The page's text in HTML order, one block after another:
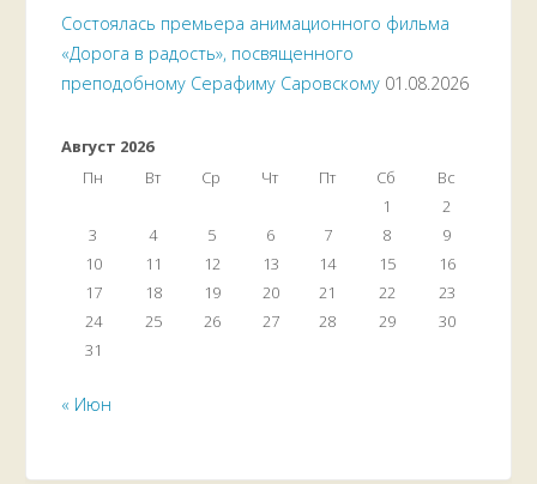
Состоялась премьера анимационного фильма
«Дорога в радость», посвященного
преподобному Серафиму Саровскому 01.08.2026
Август 2026
Пн
Вт Ср Чт Пт Сб
Вс
1
2
3
4 5 6 7 8
9
10
11 12 13 14 15
16
17
18 19 20 21 22
23
24
25 26 27 28 29
30
31
« Июн